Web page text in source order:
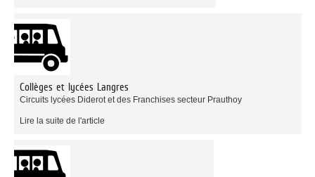
Collèges et lycées Langres
Circuits lycées Diderot et des Franchises secteur Prauthoy
Lire la suite de l'article